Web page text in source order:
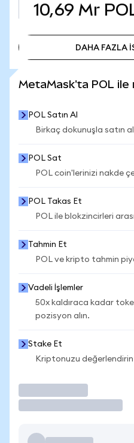
10,69 Mr
DAHA FAZLA
MetaMask'ta POL ile
POL Satın Al
Birkaç dokunuşla satın
POL Sat
POL coin'lerinizi nakde
POL Takas Et
POL ile blokzincirleri
Tahmin Et
POL ve kripto tahmin
Vadeli İşlemler
50x kaldıraca kadar
pozisyon alın.
Stake Et
Kriptonuzu